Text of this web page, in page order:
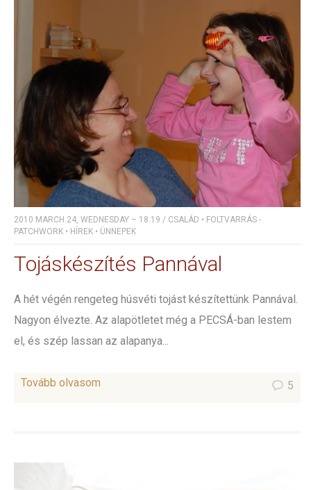
2010 MARCH 24, WEDNESDAY – 18:19 / CSALÁD • FOLTVARRÁS -
PATCHWORK • HÍREK • ÜNNEPEK
Tojáskészítés Pannával
A hét végén rengeteg húsvéti tojást készítettünk Pannával.
Nagyon élvezte. Az alapötletet még a PECSÁ-ban lestem
el, és szép lassan az alapanya...
Tovább olvasom 5